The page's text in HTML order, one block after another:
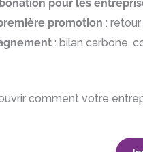
pour les
promotion :
: bilan carbone,
comment votre